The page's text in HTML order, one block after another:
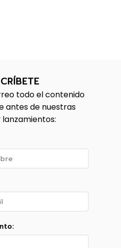
todo el contenido
antes de nuestras